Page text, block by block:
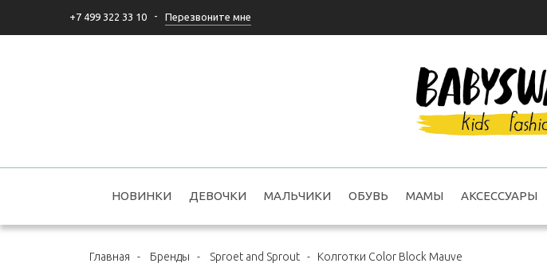
+7 499 322 33 10 - Перезвоните мне
НОВИНКИ ДЕВОЧКИ МАЛЬЧИКИ ОБУВЬ МАМЫ АКСЕССУАРЫ
Главная - Бренды - Sproet and Sprout - Колготки Color Block Mauve